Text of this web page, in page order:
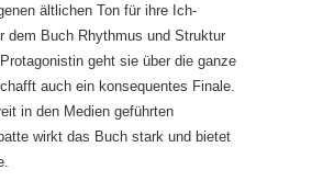
ältlichen Ton für ihre Ich-
dem Buch Rhythmus und Struktur
geht sie über die ganze
auch ein konsequentes Finale.
in den Medien geführten
wirkt das Buch stark und bietet